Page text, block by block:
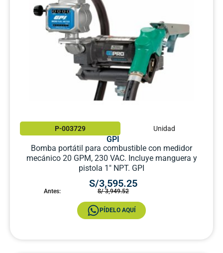
P-003729 Unidad
GPI
Bomba portátil para combustible con medidor
mecánico 20 GPM, 230 VAC. Incluye manguera y
pistola 1″ NPT. GPI
S/3,595.25
Antes: S/ 3,949.52
PÍDELO AQUÍ